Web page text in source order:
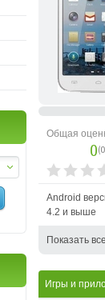
Общая
0(0
Android
4.2 и выше
Показать все
Игры и